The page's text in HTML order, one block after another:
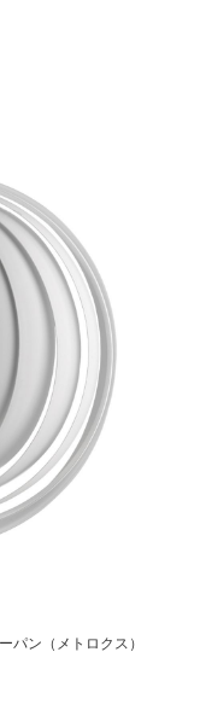
パン（メトロクス）